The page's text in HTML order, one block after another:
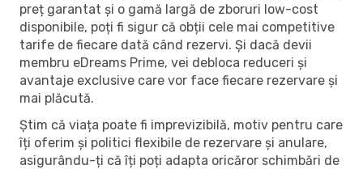
preț garantat și o gamă largă de zboruri low-cost
disponibile, poți fi sigur că obții cele mai competitive
tarife de fiecare dată când rezervi. Și dacă devii
membru eDreams Prime, vei debloca reduceri și
avantaje exclusive care vor face fiecare rezervare și
mai plăcută.
Știm că viața poate fi imprevizibilă, motiv pentru care
îți oferim și politici flexibile de rezervare și anulare,
asigurându-ți că îți poți adapta oricăror schimbări de